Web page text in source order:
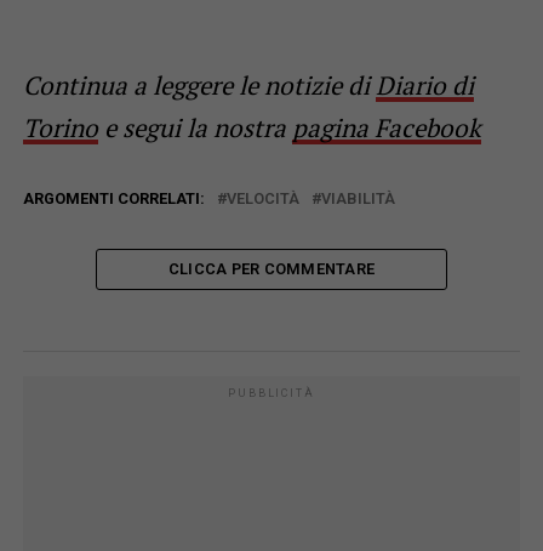
Continua a leggere le notizie diDiario di
Torinoe segui la nostra pagina Facebook
ARGOMENTI CORRELATI: VELOCITÀ VIABILITÀ
CLICCA PER COMMENTARE
PUBBLICITÀ